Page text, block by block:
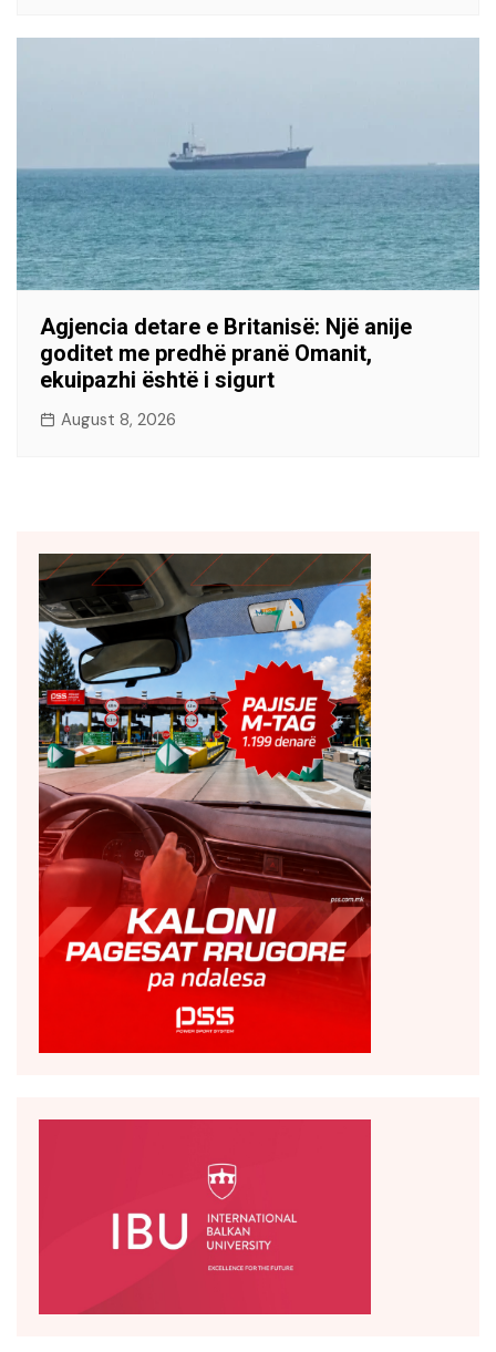
Agjencia detare e Britanisë: Një anije
goditet me predhë pranë Omanit,
ekuipazhi është i sigurt
August 8, 2026